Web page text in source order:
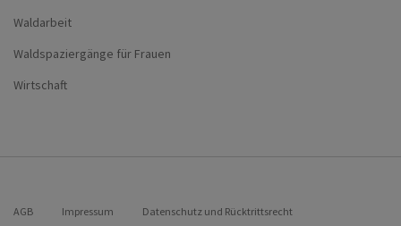
Waldarbeit
Waldspaziergänge für Frauen
Wirtschaft
AGB Impressum Datenschutz und Rücktrittsrecht